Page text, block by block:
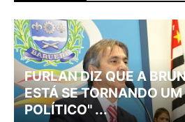
FURLAN DIZ QUE A
ESTÁ SE TORNANDO
POLÍTICO" ...